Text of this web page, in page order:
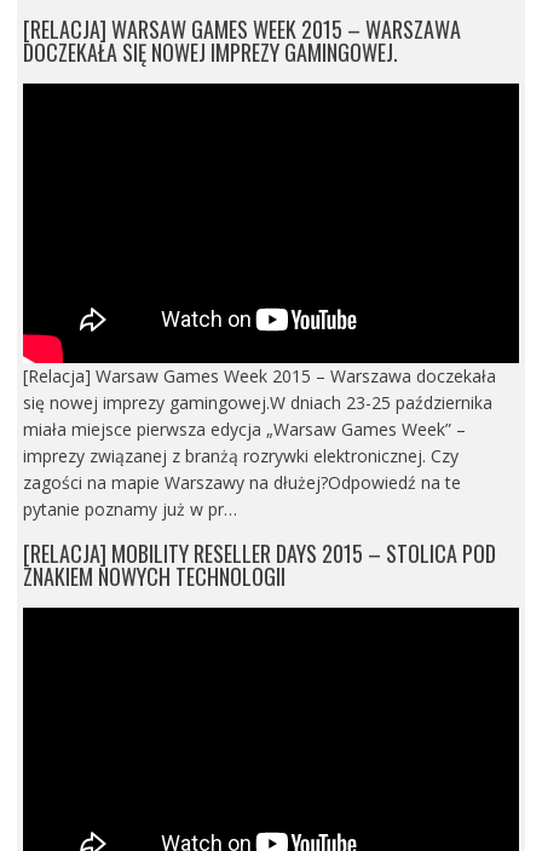
[RELACJA] WARSAW GAMES WEEK 2015 – WARSZAWA
DOCZEKAŁA SIĘ NOWEJ IMPREZY GAMINGOWEJ.
[Relacja] Warsaw Games Week 2015 – Warszawa doczekała
się nowej imprezy gamingowej.W dniach 23-25 października
miała miejsce pierwsza edycja „Warsaw Games Week” –
imprezy związanej z branżą rozrywki elektronicznej. Czy
zagości na mapie Warszawy na dłużej?Odpowiedź na te
pytanie poznamy już w pr…
[RELACJA] MOBILITY RESELLER DAYS 2015 – STOLICA POD
ZNAKIEM NOWYCH TECHNOLOGII